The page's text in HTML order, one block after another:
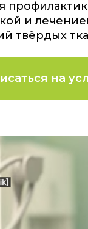
и
твёрдых
на